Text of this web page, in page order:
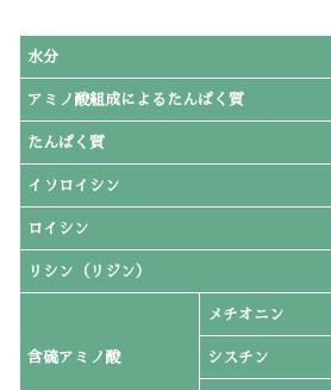
水分
アミノ酸組成によるたんぱく質
たんぱく質
イソロイシン
ロイシン
リシン（リジン）
含硫アミノ酸
メチオニン
シスチン